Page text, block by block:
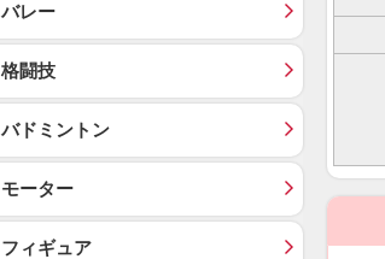
バレー
格闘技
バドミントン
モーター
フィギュア